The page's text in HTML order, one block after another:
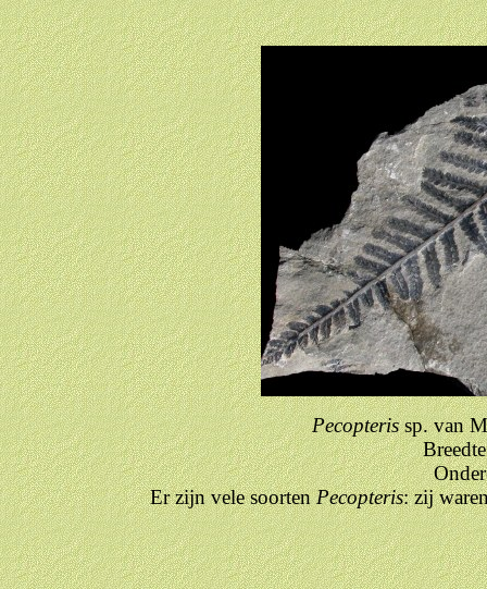
Pecopterissp. van
Er zijn vele soortenPecopteris: zij